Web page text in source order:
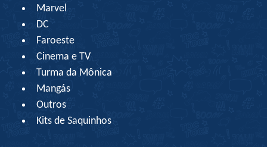
Marvel
DC
Faroeste
Cinema e TV
Turma da Mônica
Mangás
Outros
Kits de Saquinhos